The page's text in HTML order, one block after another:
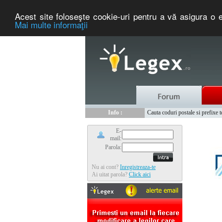
Acest site foloseşte cookie-uri pentru a vă asigura o
Mai multe informaţii
Info :
Cauta coduri postale si prefixe
E-
mail:
Parola:
Nu ai cont? Inregistreaza-te
Ai uitat parola? Click aici